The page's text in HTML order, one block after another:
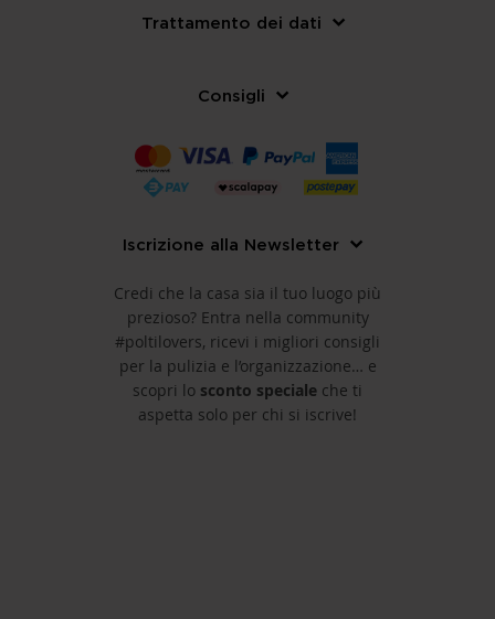
Trattamento dei dati
Consigli
Iscrizione alla Newsletter
Credi che la casa sia il tuo luogo più
prezioso? Entra nella community
#poltilovers, ricevi i migliori consigli
per la pulizia e l’organizzazione… e
scopri lo sconto speciale che ti
aspetta solo per chi si iscrive!